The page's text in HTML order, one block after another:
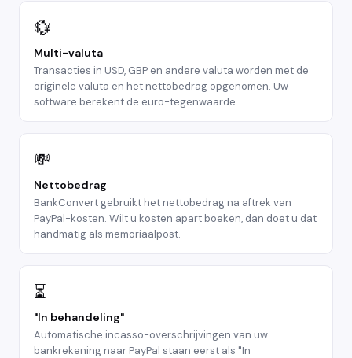
💱
Multi-valuta
Transacties in USD, GBP en andere valuta worden met de
originele valuta en het nettobedrag opgenomen. Uw
software berekent de euro-tegenwaarde.
💸
Nettobedrag
BankConvert gebruikt het nettobedrag na aftrek van
PayPal-kosten. Wilt u kosten apart boeken, dan doet u dat
handmatig als memoriaalpost.
⏳
"In behandeling"
Automatische incasso-overschrijvingen van uw
bankrekening naar PayPal staan eerst als "In